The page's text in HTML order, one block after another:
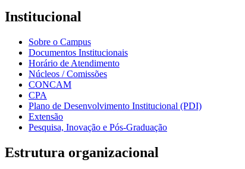
Institucional
Sobre o Campus
Documentos Institucionais
Horário de Atendimento
Núcleos / Comissões
CONCAM
CPA
Plano de Desenvolvimento Institucional (PDI)
Extensão
Pesquisa, Inovação e Pós-Graduação
Estrutura organizacional